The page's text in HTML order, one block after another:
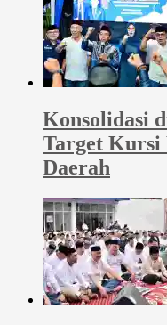
Konsolidasi
Target Kursi
Daerah